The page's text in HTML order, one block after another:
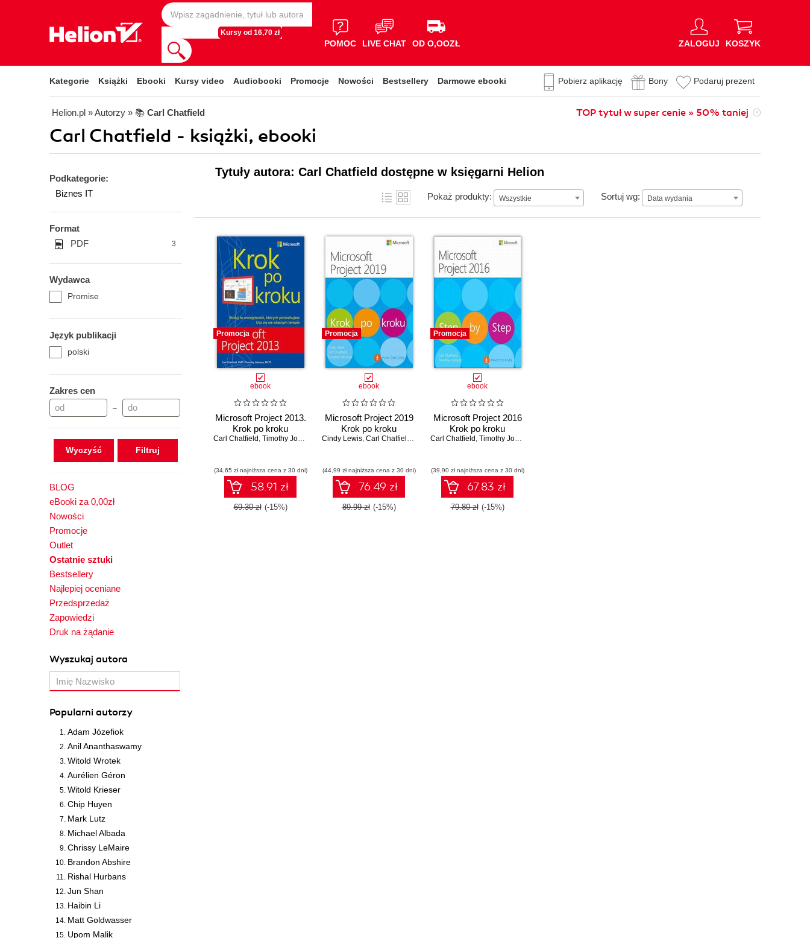
Kursy od 16,70 zł
POMOC LIVE CHAT OD O,OOZŁ ZALOGUJ KOSZYK
Kategorie Książki Ebooki Kursy video Audiobooki Promocje Nowości Bestsellery Darmowe ebooki Pobierz aplikację Bony Podaruj prezent
Helion.pl » Autorzy » 📚 Carl Chatfield TOP tytuł w super cenie » 50% taniej
Carl Chatfield - książki, ebooki
Podkategorie:
Biznes IT
Format
PDF
3
Wydawca
Promise
Język publikacji
polski
Zakres cen
–
Wyczyść
BLOG
eBooki za 0,00zł
Nowości
Promocje
Outlet
Ostatnie sztuki
Bestsellery
Najlepiej oceniane
Przedsprzedaż
Zapowiedzi
Druk na żądanie
Wyszukaj autora
Popularni autorzy
Adam Józefiok
Anil Ananthaswamy
Witold Wrotek
Aurélien Géron
Witold Krieser
Chip Huyen
Mark Lutz
Michael Albada
Chrissy LeMaire
Brandon Abshire
Rishal Hurbans
Jun Shan
Haibin Li
Matt Goldwasser
Upom Malik
Tytuły autora: Carl Chatfield dostępne w księgarni Helion
Pokaż produkty: Wszystkie Sortuj wg: Data wydania
Data wydania
Promocja
ebook
Microsoft Project 2013.
Krok po kroku
Carl Chatfield , Timothy Johnson
(34,65 zł najniższa cena z 30 dni)
58.91 zł
69.30 zł (-15%)
Promocja
ebook
Microsoft Project 2019
Krok po kroku
Cindy Lewis, Carl Chatfield , Timothy Johnson
(44,99 zł najniższa cena z 30 dni)
76.49 zł
89.99 zł (-15%)
Promocja
ebook
Microsoft Project 2016
Krok po kroku
Carl Chatfield , Timothy Johnson
(39,90 zł najniższa cena z 30 dni)
67.83 zł
79.80 zł (-15%)